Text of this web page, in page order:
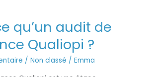
qu’un audit de
Qualiopi ?
/ Non classé / Emma